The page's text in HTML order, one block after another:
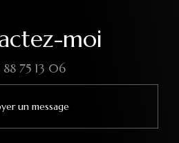
moi
75 13 06
un message